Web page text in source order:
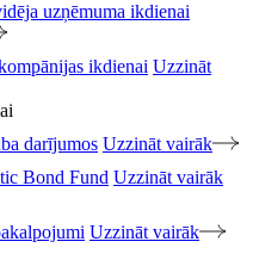
uzņēmuma ikdienai
ikdienai Uzzināt
darījumos Uzzināt vairāk
Bond Fund Uzzināt vairāk
Uzzināt vairāk